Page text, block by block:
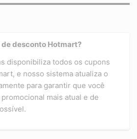
desconto Hotmart?
disponibiliza todos os cupons
e nosso sistema atualiza o
para garantir que você
mais atual e de